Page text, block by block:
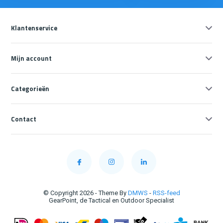
Klantenservice
Mijn account
Categorieën
Contact
© Copyright 2026 - Theme By DMWS - RSS-feed
GearPoint, de Tactical en Outdoor Specialist